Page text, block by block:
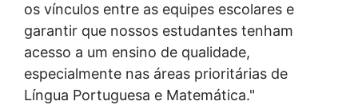
os vínculos entre as equipes escolares e
garantir que nossos estudantes tenham
acesso a um ensino de qualidade,
especialmente nas áreas prioritárias de
Língua Portuguesa e Matemática."